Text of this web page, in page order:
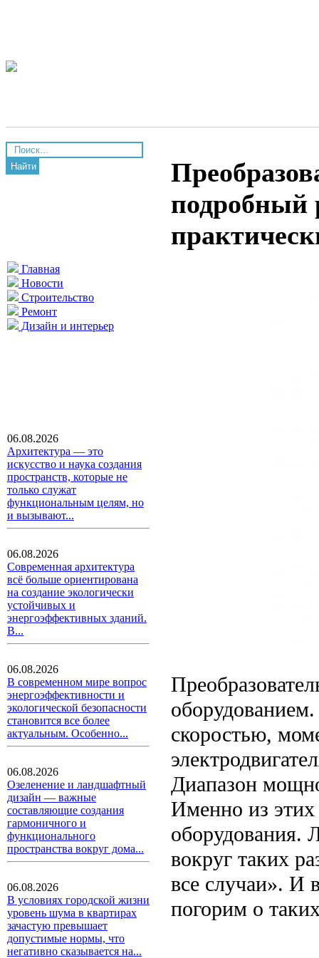
Найти
Главная
Новости
Строительство
Ремонт
Дизайн и интерьер
06.08.2026
Архитектура — это
искусство и наука создания
пространств, которые не
только служат
функциональным целям, но
и вызывают...
06.08.2026
Современная архитектура
всё больше ориентирована
на создание экологически
устойчивых и
энергоэффективных зданий.
В...
06.08.2026
В современном мире вопрос
энергоэффективности и
экологической безопасности
становится все более
актуальным. Особенно...
06.08.2026
Озеленение и ландшафтный
дизайн — важные
составляющие создания
гармоничного и
функционального
пространства вокруг дома...
06.08.2026
В условиях городской жизни
уровень шума в квартирах
зачастую превышает
допустимые нормы, что
негативно сказывается на...
подробный
скоростью,
Диапазон
Именно из этих
оборудования.
вокруг таких
все случаи». И
погорим о